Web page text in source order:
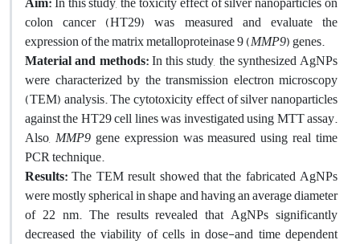
colon cancer (HT29) was measured and evaluate the
expression of the matrix metalloproteinase 9 (MMP9) genes.
Material and methods:In this study, the synthesized AgNPs
were characterized by the transmission electron microscopy
(TEM) analysis. The cytotoxicity effect of silver nanoparticles
against the HT29 cell lines was investigated using MTT assay.
Also, MMP9gene expression was measured using real time
PCR technique.
Results:The TEM result showed that the fabricated AgNPs
were mostly spherical in shape and having an average diameter
of 22 nm. The results revealed that AgNPs significantly
decreased the viability of cells in dose-and time dependent